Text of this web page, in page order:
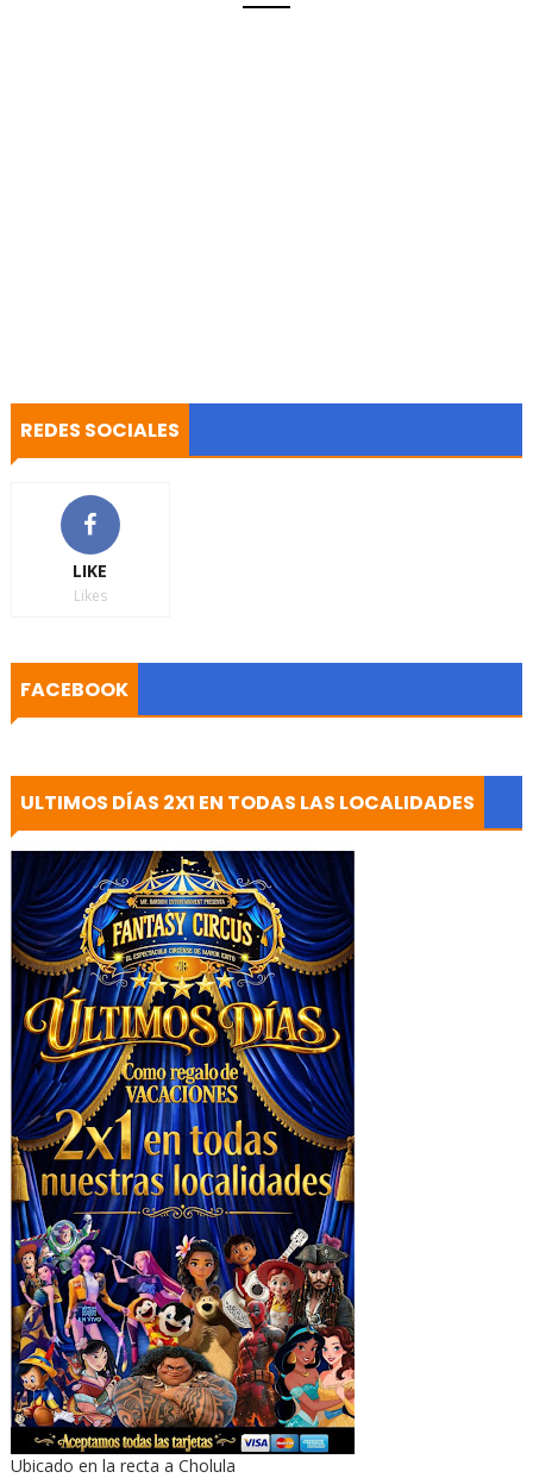
REDES SOCIALES
LIKE
Likes
FACEBOOK
ULTIMOS DÍAS 2X1 EN TODAS LAS LOCALIDADES
Ubicado en la recta a Cholula